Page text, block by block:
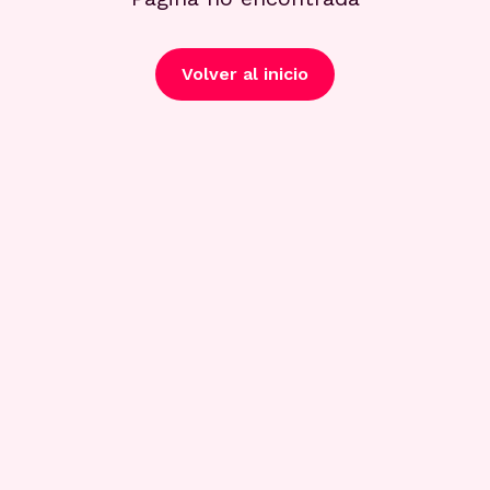
Volver al inicio